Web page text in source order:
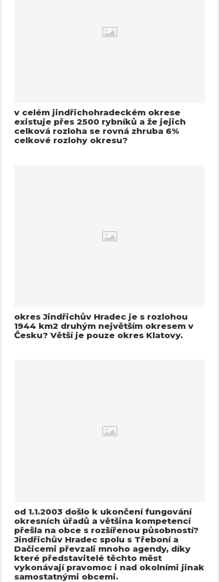
v celém jindřichohradeckém okrese
existuje přes 2500 rybníků a že jejich
celková rozloha se rovná zhruba 6%
celkové rozlohy okresu?
okres Jindřichův Hradec je s rozlohou
1944 km2 druhým největším okresem v
Česku? Větší je pouze okres Klatovy.
od 1.1.2003 došlo k ukončení fungování
okresních úřadů a většina kompetencí
přešla na obce s rozšířenou působností?
Jindřichův Hradec spolu s Třeboní a
Dačicemi převzali mnoho agendy, díky
které představitelé těchto měst
vykonávají pravomoc i nad okolními jinak
samostatnými obcemi.